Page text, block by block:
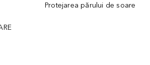
Protejarea părului de soare